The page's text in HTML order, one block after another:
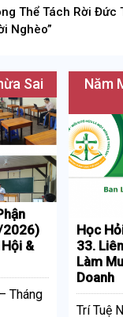
Thể Tách Rời Đức
Nghèo”
Sai
2026)
&
Tháng
Năm
Học
33.
Làm
Doanh
Trí Tuệ